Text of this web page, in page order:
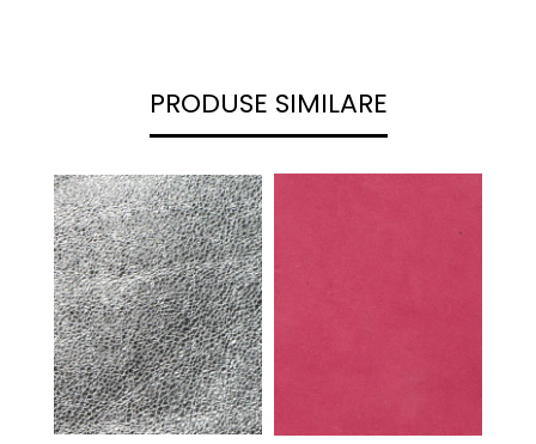
PRODUSE SIMILARE